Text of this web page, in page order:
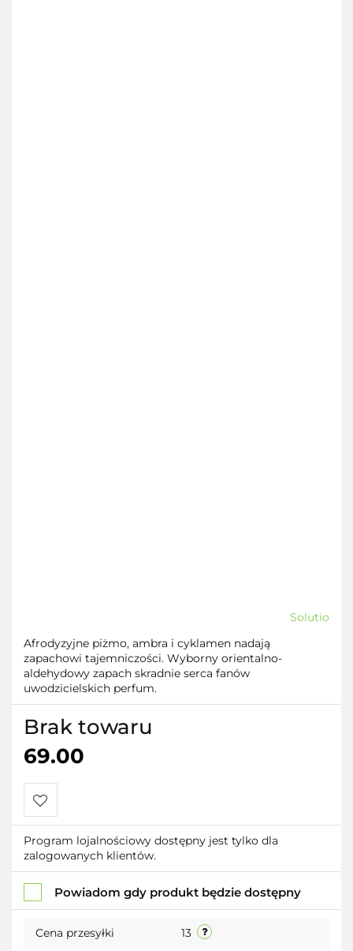
Solutio
Afrodyzyjne piżmo, ambra i cyklamen nadają
zapachowi tajemniczości. Wyborny orientalno-
aldehydowy zapach skradnie serca fanów
uwodzicielskich perfum.
Brak towaru
69.00
Do
przechowalni
Program lojalnościowy dostępny jest tylko dla
zalogowanych klientów.
Powiadom gdy produkt będzie dostępny
Cena przesyłki 13